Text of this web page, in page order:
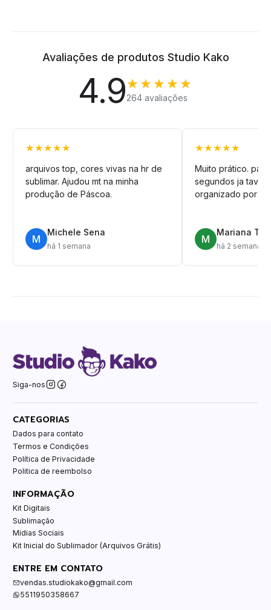
Avaliações de produtos Studio Kako
4.9★★★★★
264 avaliações
★★★★★
arquivos top, cores vivas na hr de
sublimar. Ajudou mt na minha
produção de Páscoa.
M
Michele Sena
há 1 semana
★★★★★
Muito prático.
segundos ja tava
organizado por
M
Mariana T.
há 2 semanas
Siga-nos
CATEGORIAS
Dados para contato
Termos e Condições
Política de Privacidade
Politica de reembolso
INFORMAÇÃO
Kit Digitais
Sublimação
Mídias Sociais
Kit Inicial do Sublimador (Arquivos Grátis)
ENTRE EM CONTATO
vendas.studiokako@gmail.com
5511950358667